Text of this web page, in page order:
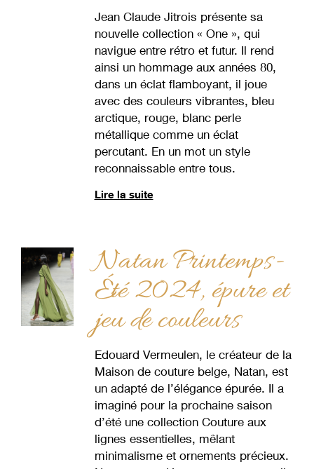
Jean Claude Jitrois présente sa
nouvelle collection « One », qui
navigue entre rétro et futur. Il rend
ainsi un hommage aux années 80,
dans un éclat flamboyant, il joue
avec des couleurs vibrantes, bleu
arctique, rouge, blanc perle
métallique comme un éclat
percutant. En un mot un style
reconnaissable entre tous.
Lire la suite
Natan Printemps-
Été 2024, épure et
jeu de couleurs
Edouard Vermeulen, le créateur de la
Maison de couture belge, Natan, est
un adapté de l’élégance épurée. Il a
imaginé pour la prochaine saison
d’été une collection Couture aux
lignes essentielles, mêlant
minimalisme et ornements précieux.